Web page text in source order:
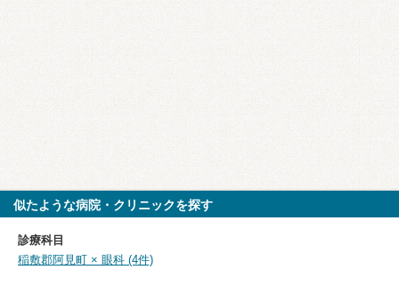
似たような病院・クリニックを探す
診療科目
稲敷郡阿見町 × 眼科 (4件)